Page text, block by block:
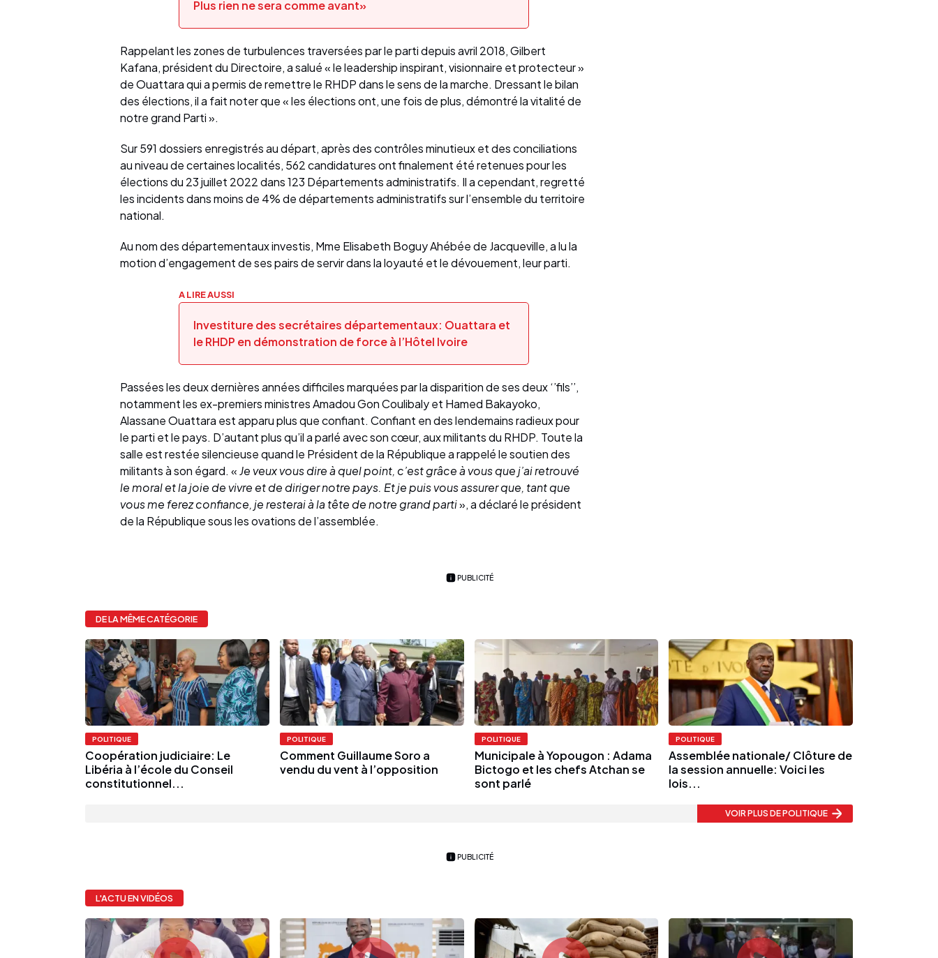
Plus rien ne sera comme avant»
Rappelant les zones de turbulences traversées par le parti depuis avril 2018, Gilbert
Kafana, président du Directoire, a salué « le leadership inspirant, visionnaire et protecteur »
de Ouattara qui a permis de remettre le RHDP dans le sens de la marche. Dressant le bilan
des élections, il a fait noter que « les élections ont, une fois de plus, démontré la vitalité de
notre grand Parti ».
Sur 591 dossiers enregistrés au départ, après des contrôles minutieux et des conciliations
au niveau de certaines localités, 562 candidatures ont finalement été retenues pour les
élections du 23 juillet 2022 dans 123 Départements administratifs. Il a cependant, regretté
les incidents dans moins de 4% de départements administratifs sur l’ensemble du territoire
national.
Au nom des départementaux investis, Mme Elisabeth Boguy Ahébée de Jacqueville, a lu la
motion d’engagement de ses pairs de servir dans la loyauté et le dévouement, leur parti.
A LIRE AUSSI
Investiture des secrétaires départementaux: Ouattara et
le RHDP en démonstration de force à l’Hôtel Ivoire
Passées les deux dernières années difficiles marquées par la disparition de ses deux ‘’fils’’,
notamment les ex-premiers ministres Amadou Gon Coulibaly et Hamed Bakayoko,
Alassane Ouattara est apparu plus que confiant. Confiant en des lendemains radieux pour
le parti et le pays. D’autant plus qu’il a parlé avec son cœur, aux militants du RHDP. Toute la
salle est restée silencieuse quand le Président de la République a rappelé le soutien des
militants à son égard. «Je veux vous dire à quel point, c’est grâce à vous que j’ai retrouvé
le moral et la joie de vivre et de diriger notre pays. Et je puis vous assurer que, tant que
vous me ferez confiance, je resterai à la tête de notre grand parti», a déclaré le président
de la République sous les ovations de l’assemblée.
PUBLICITÉ
DE LA MÊME CATÉGORIE
POLITIQUE
Coopération judiciaire: Le
Libéria à l’école du Conseil
constitutionnel...
POLITIQUE
Comment Guillaume Soro a
vendu du vent à l’opposition
POLITIQUE
Municipale à Yopougon : Adama
Bictogo et les chefs Atchan se
sont parlé
POLITIQUE
Assemblée nationale/ Clôture de
la session annuelle: Voici les
lois...
VOIR PLUS DE POLITIQUE
PUBLICITÉ
L'ACTU EN VIDÉOS